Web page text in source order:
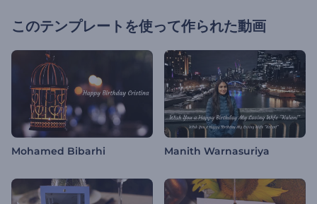
このテンプレートを使って作られた動画
Mohamed Bibarhi Manith Warnasuriya